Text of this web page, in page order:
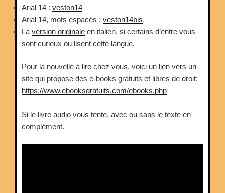
Arial 14 : veston14
Arial 14, mots espacés : veston14bis.
La version originale en italien, si certains d’entre vous
sont curieux ou lisent cette langue.
Pour la nouvelle à lire chez vous, voici un lien vers un
site qui propose des e-books gratuits et libres de droit:
https://www.ebooksgratuits.com/ebooks.php
Si le livre audio vous tente, avec ou sans le texte en
complément.